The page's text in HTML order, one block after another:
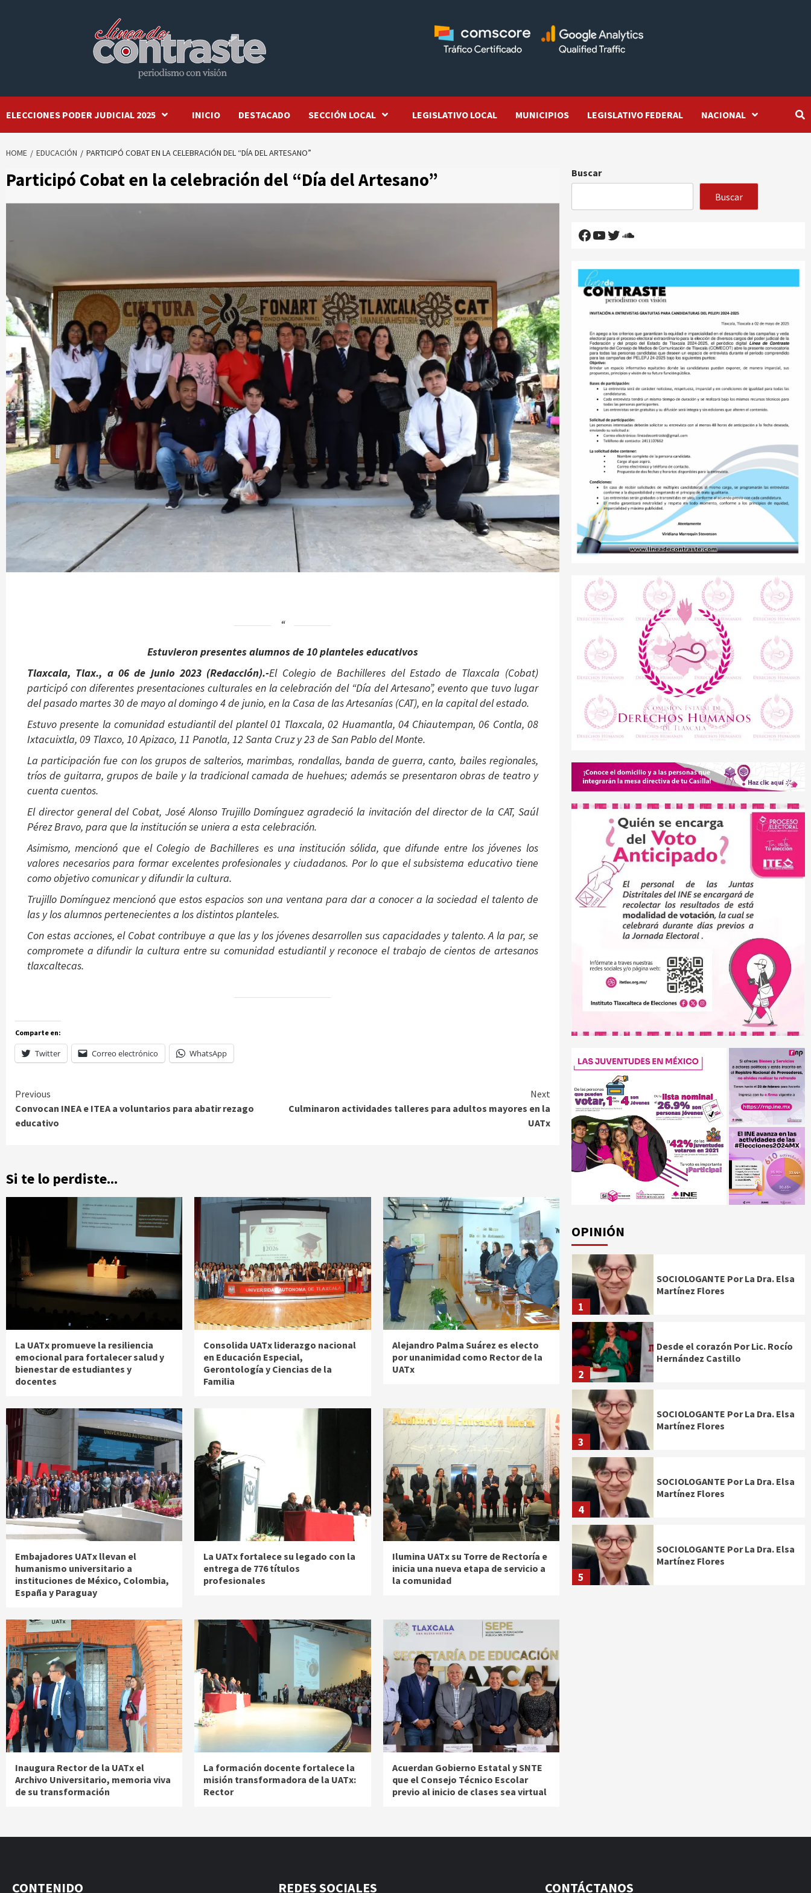
ELECCIONES PODER JUDICIAL 2025 INICIO DESTACADO SECCIÓN LOCAL LEGISLATIVO LOCAL MUNICIPIOS LEGISLATIVO FEDERAL NACIONAL
HOME EDUCACIÓN PARTICIPÓ COBAT EN LA CELEBRACIÓN DEL “DÍA DEL ARTESANO”
Participó Cobat en la celebración del “Día del Artesano”
Estuvieron presentes alumnos de 10 planteles educativos
Tlaxcala, Tlax., a 06 de junio 2023 (Redacción).-El Colegio de Bachilleres del Estado de Tlaxcala (Cobat)
participó con diferentes presentaciones culturales en la celebración del “Día del Artesano”, evento que tuvo lugar
del pasado martes 30 de mayo al domingo 4 de junio, en la Casa de las Artesanías (CAT), en la capital del estado.
Estuvo presente la comunidad estudiantil del plantel 01 Tlaxcala, 02 Huamantla, 04 Chiautempan, 06 Contla, 08
Ixtacuixtla, 09 Tlaxco, 10 Apizaco, 11 Panotla, 12 Santa Cruz y 23 de San Pablo del Monte.
La participación fue con los grupos de salterios, marimbas, rondallas, banda de guerra, canto, bailes regionales,
tríos de guitarra, grupos de baile y la tradicional camada de huehues; además se presentaron obras de teatro y
cuenta cuentos.
El director general del Cobat, José Alonso Trujillo Domínguez agradeció la invitación del director de la CAT, Saúl
Pérez Bravo, para que la institución se uniera a esta celebración.
Asimismo, mencionó que el Colegio de Bachilleres es una institución sólida, que difunde entre los jóvenes los
valores necesarios para formar excelentes profesionales y ciudadanos. Por lo que el subsistema educativo tiene
como objetivo comunicar y difundir la cultura.
Trujillo Domínguez mencionó que estos espacios son una ventana para dar a conocer a la sociedad el talento de
las y los alumnos pertenecientes a los distintos planteles.
Con estas acciones, el Cobat contribuye a que las y los jóvenes desarrollen sus capacidades y talento. A la par, se
compromete a difundir la cultura entre su comunidad estudiantil y reconoce el trabajo de cientos de artesanos
tlaxcaltecas.
Comparte en:
Twitter Correo electrónico WhatsApp
Continue
Reading
Previous
Convocan INEA e ITEA a voluntarios para abatir rezago
educativo
Next
Culminaron actividades talleres para adultos mayores en la
UATx
Si te lo perdiste...
La UATx promueve la resiliencia
emocional para fortalecer salud y
bienestar de estudiantes y
docentes
Consolida UATx liderazgo nacional
en Educación Especial,
Gerontología y Ciencias de la
Familia
Alejandro Palma Suárez es electo
por unanimidad como Rector de la
UATx
Embajadores UATx llevan el
humanismo universitario a
instituciones de México, Colombia,
España y Paraguay
La UATx fortalece su legado con la
entrega de 776 títulos
profesionales
Ilumina UATx su Torre de Rectoría e
inicia una nueva etapa de servicio a
la comunidad
Inaugura Rector de la UATx el
Archivo Universitario, memoria viva
de su transformación
La formación docente fortalece la
misión transformadora de la UATx:
Rector
Acuerdan Gobierno Estatal y SNTE
que el Consejo Técnico Escolar
previo al inicio de clases sea virtual
Buscar
Buscar
Facebook
YouTube
Twitter
SoundCloud
OPINIÓN
1
SOCIOLOGANTE Por La Dra. Elsa
Martínez Flores
2
Desde el corazón Por Lic. Rocío
Hernández Castillo
3
SOCIOLOGANTE Por La Dra. Elsa
Martínez Flores
4
SOCIOLOGANTE Por La Dra. Elsa
Martínez Flores
5
SOCIOLOGANTE Por La Dra. Elsa
Martínez Flores
CONTENIDO REDES SOCIALES CONTÁCTANOS